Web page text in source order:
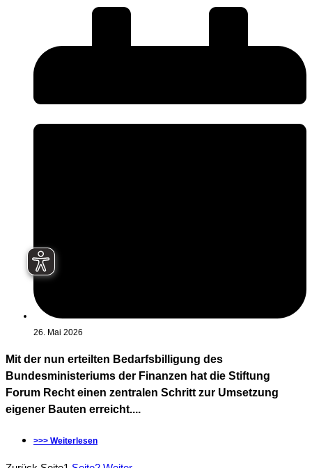
26. Mai 2026
Mit der nun erteilten Bedarfsbilligung des
Bundesministeriums der Finanzen hat die Stiftung
Forum Recht einen zentralen Schritt zur Umsetzung
eigener Bauten erreicht....
>>> Weiterlesen